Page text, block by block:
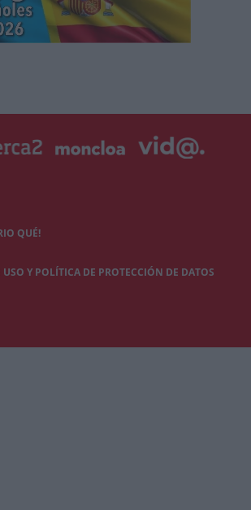
QUÉ!
Y POLÍTICA DE PROTECCIÓN DE DATOS